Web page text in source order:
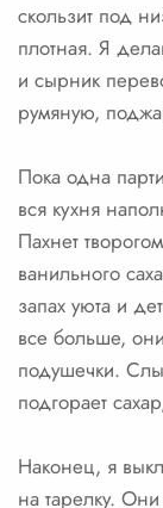
скользит под
плотная. Я
и сырник
румяную,
Пока одна
вся кухня
Пахнет
ванильного
запах уюта и
все больше,
подушечки.
подгорает
Наконец, я
на тарелку.